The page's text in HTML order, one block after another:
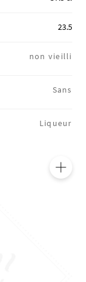
23.5
non vieilli
Sans
Liqueur